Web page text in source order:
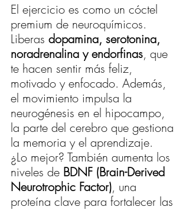
El ejercicio es como un cóctel
premium de neuroquímicos.
Liberas dopamina, serotonina,
noradrenalina y endorfinas, que
te hacen sentir más feliz,
motivado y enfocado. Además,
el movimiento impulsa la
neurogénesis en el hipocampo,
la parte del cerebro que gestiona
la memoria y el aprendizaje.
¿Lo mejor? También aumenta los
niveles de BDNF (Brain-Derived
Neurotrophic Factor), una
proteína clave para fortalecer las